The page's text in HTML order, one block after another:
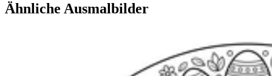
Ähnliche Ausmalbilder